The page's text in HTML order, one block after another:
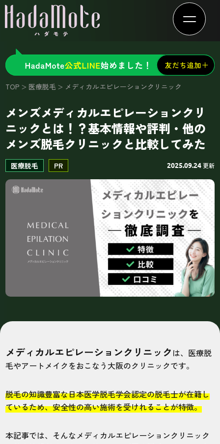
TOP 医療脱毛 メディカルエピレーションクリニック
メンズメディカルエピレーションクリ
ニックとは！？基本情報や評判・他の
メンズ脱毛クリニックと比較してみた
医療脱毛 PR 2025.09.24更新
メディカルエピレーションクリニック は、医療脱
毛やアートメイクをおこなう大阪のクリニックです。
脱毛の知識豊富な日本医学脱毛学会認定の脱毛士が在籍し
ているため、安全性の高い施術を受けれることが特徴。
本記事では、そんなメディカルエピレーションクリニック